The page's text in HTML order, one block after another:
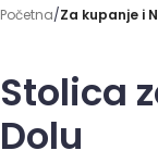
Početna Za kupanje i
Stolica
Dolu